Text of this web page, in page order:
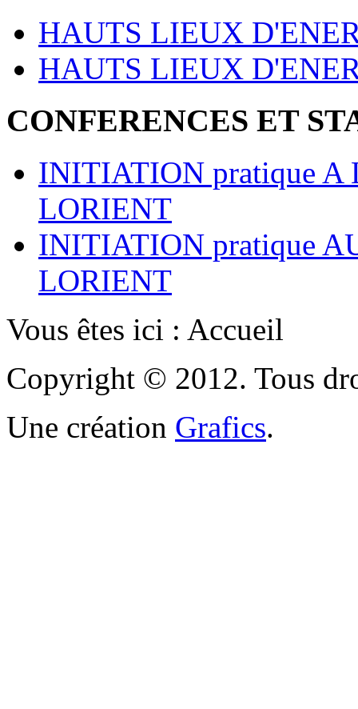
HAUTS LIEUX
HAUTS LIEUX
CONFERENCES ET
INITIATION pratique A
LORIENT
INITIATION pratique
LORIENT
Vous êtes ici : Accueil
Copyright © 2012. Tous
Une création Grafics.